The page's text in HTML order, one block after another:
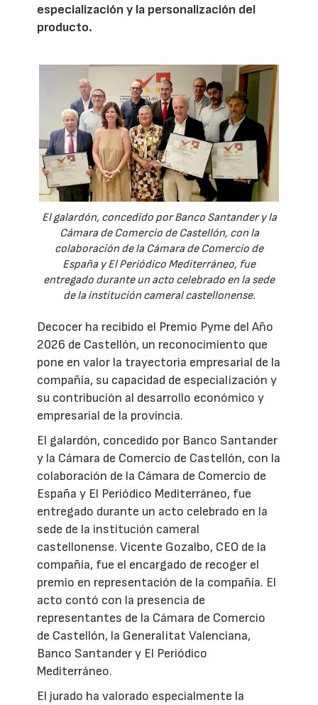
especialización y la personalización del
producto.
El galardón, concedido por Banco Santander y la
Cámara de Comercio de Castellón, con la
colaboración de la Cámara de Comercio de
España y El Periódico Mediterráneo, fue
entregado durante un acto celebrado en la sede
de la institución cameral castellonense.
Decocer ha recibido el Premio Pyme del Año
2026 de Castellón, un reconocimiento que
pone en valor la trayectoria empresarial de la
compañía, su capacidad de especialización y
su contribución al desarrollo económico y
empresarial de la provincia.
El galardón, concedido por Banco Santander
y la Cámara de Comercio de Castellón, con la
colaboración de la Cámara de Comercio de
España y El Periódico Mediterráneo, fue
entregado durante un acto celebrado en la
sede de la institución cameral
castellonense. Vicente Gozalbo, CEO de la
compañía, fue el encargado de recoger el
premio en representación de la compañía. El
acto contó con la presencia de
representantes de la Cámara de Comercio
de Castellón, la Generalitat Valenciana,
Banco Santander y El Periódico
Mediterráneo.
El jurado ha valorado especialmente la